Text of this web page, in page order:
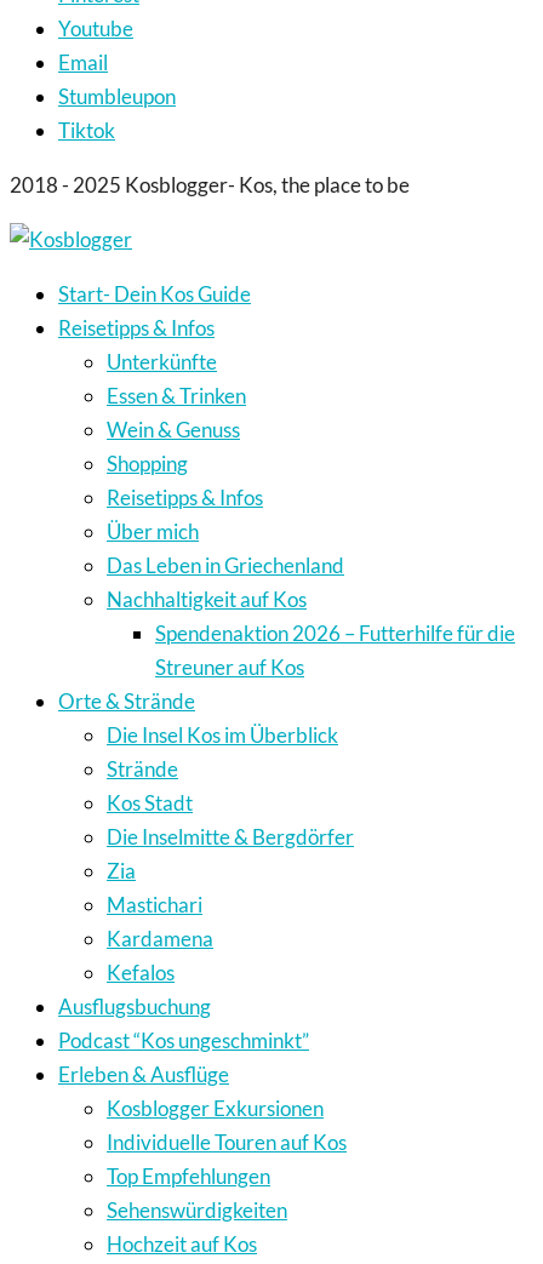
Youtube
Email
Stumbleupon
Tiktok
2018 - 2025 Kosblogger- Kos, the place to be
Start- Dein Kos Guide
Reisetipps & Infos
Unterkünfte
Essen & Trinken
Wein & Genuss
Shopping
Reisetipps & Infos
Über mich
Das Leben in Griechenland
Nachhaltigkeit auf Kos
Spendenaktion 2026 – Futterhilfe für die
Streuner auf Kos
Orte & Strände
Die Insel Kos im Überblick
Strände
Kos Stadt
Die Inselmitte & Bergdörfer
Zia
Mastichari
Kardamena
Kefalos
Ausflugsbuchung
Podcast “Kos ungeschminkt”
Erleben & Ausflüge
Kosblogger Exkursionen
Individuelle Touren auf Kos
Top Empfehlungen
Sehenswürdigkeiten
Hochzeit auf Kos